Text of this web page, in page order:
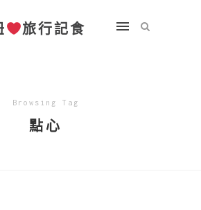
旅行記食
Browsing Tag
點心